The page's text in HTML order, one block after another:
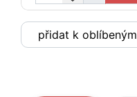
přidat k oblíbeným